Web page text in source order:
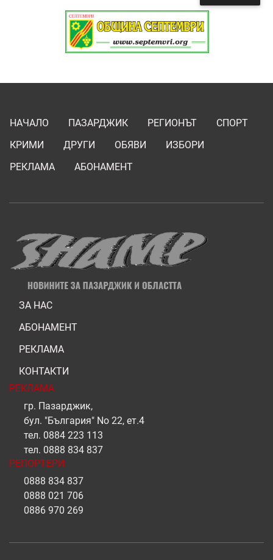
НАЧАЛО ПАЗАРДЖИК РЕГИОНЪТ
СПОРТ
КРИМИ
ДРУГИ ОБЯВИ
ИЗБОРИ
РЕКЛАМА
АБОНАМЕНТ
ЗА НАС
АБОНАМЕНТ
РЕКЛАМА
КОНТАКТИ
РЕКЛАМА
гр. Пазарджик,
бул. "България" No 22, ет.4
тел. 0884 223 113
тел. 0888 834 837
РЕПОРТЕРИ
0888 834 837
0888 021 706
0886 970 269